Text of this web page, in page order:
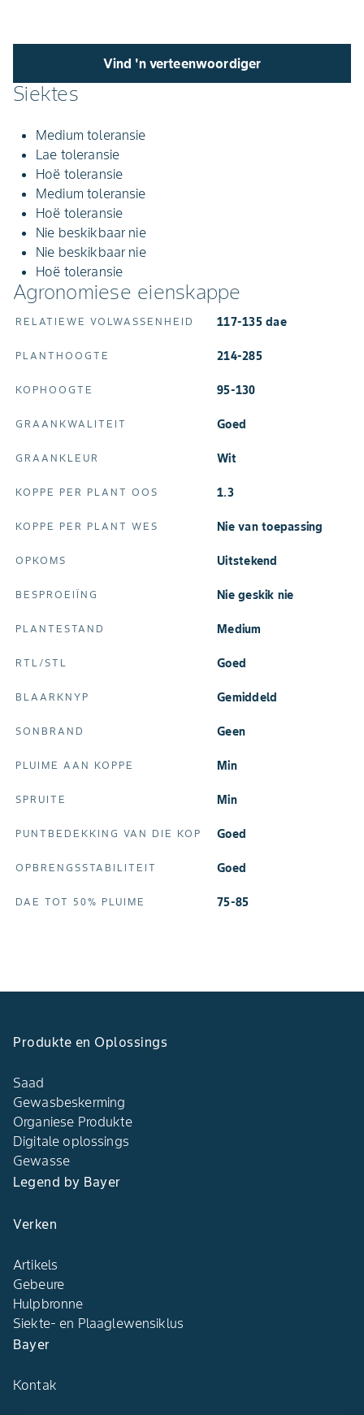
Vind 'n verteenwoordiger
Siektes
Medium toleransie
Lae toleransie
Hoë toleransie
Medium toleransie
Hoë toleransie
Nie beskikbaar nie
Nie beskikbaar nie
Hoë toleransie
Agronomiese eienskappe
RELATIEWE VOLWASSENHEID 117-135 dae
PLANTHOOGTE 214-285
KOPHOOGTE 95-130
GRAANKWALITEIT Goed
GRAANKLEUR Wit
KOPPE PER PLANT OOS 1.3
KOPPE PER PLANT WES Nie van toepassing
OPKOMS Uitstekend
BESPROEIÏNG Nie geskik nie
PLANTESTAND Medium
RTL/STL Goed
BLAARKNYP Gemiddeld
SONBRAND Geen
PLUIME AAN KOPPE Min
SPRUITE Min
PUNTBEDEKKING VAN DIE KOP Goed
OPBRENGSSTABILITEIT Goed
DAE TOT 50% PLUIME 75-85
Produkte en Oplossings
Saad
Gewasbeskerming
Organiese Produkte
Digitale oplossings
Gewasse
Legend by Bayer
Verken
Artikels
Gebeure
Hulpbronne
Siekte- en Plaaglewensiklus
Bayer
Kontak